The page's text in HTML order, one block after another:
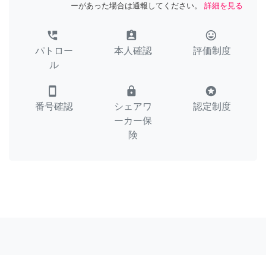
ーがあった場合は通報してください。
詳細を見る
perm_phone_msg
パトロー
ル
assignment_ind
本人確認
tag_faces
評価制度
smartphone
番号確認
lock
シェアワ
ーカー保
険
stars
認定制度